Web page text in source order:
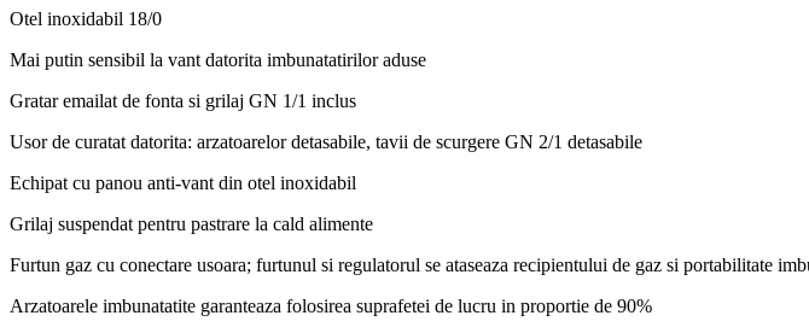
Otel inoxidabil 18/0
Mai putin sensibil la vant datorita imbunatatirilor aduse
Gratar emailat de fonta si grilaj GN 1/1 inclus
Usor de curatat datorita: arzatoarelor detasabile, tavii de scurgere GN 2/1 detasabile
Echipat cu panou anti-vant din otel inoxidabil
Grilaj suspendat pentru pastrare la cald alimente
Furtun gaz cu conectare usoara; furtunul si regulatorul se ataseaza recipientului de gaz si portabilitate
Arzatoarele imbunatatite garanteaza folosirea suprafetei de lucru in proportie de 90%